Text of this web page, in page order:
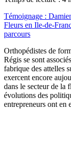
Témoignage :
Fleurs en Ile-de-
parcours
Orthopédistes de
Régis se sont
fabrique des attelles
exercent encore
dans le secteur de la
évolutions des
entrepreneurs ont en